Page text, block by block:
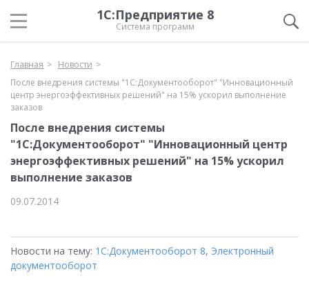
1С:Предприятие 8
Система программ
Главная
Новости
После внедрения системы "1С:Документооборот" "Инновационный
центр энергоэффективных решений" на 15% ускорил выполнение
заказов
После внедрения системы
"1С:Документооборот" "Инновационный центр
энергоэффективных решений" на 15% ускорил
выполнение заказов
09.07.2014
Новости на тему: 1С:Документооборот 8, Электронный
документооборот